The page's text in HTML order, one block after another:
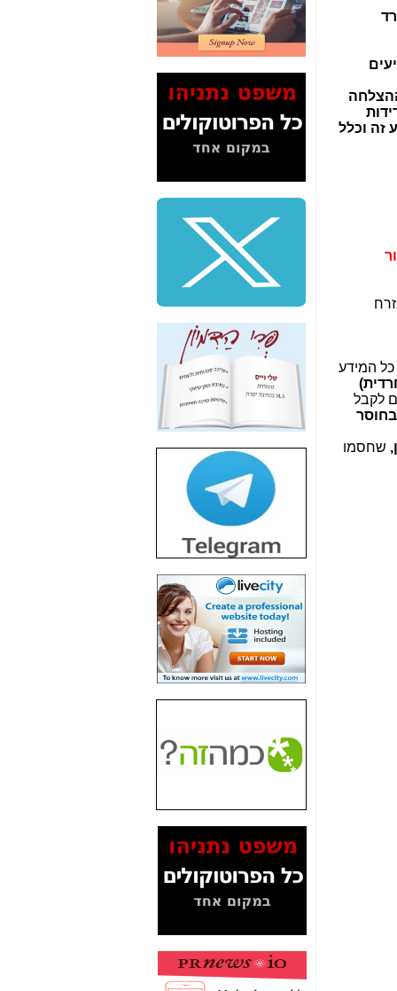
זה וכלל
המידע
לקבל
שחסמו
2" על תעלולי השר
משה כחלון -כאן
המשך חשיפת הבלוף
ששמו "מהפיכת
הסלולר" ואיך מסרסים
כאן
סיכום ביקור בסיליקון
משקיעות ומפתחות
באותם תחומים -כאן
שלמה פילבר (עד
לאחרונה מנכ"ל משרד
התקשורת) - עד
מדינה? הצחקתם
"יש אפליה בחקירה"?
חשיפה: למה השר
משה כחלון לא נחקר
עד היום? -
כאן
חשיפת חשד לשחיתות
הדומה לזו של "תיק
הסלולר -כאן
חשיפת מה שלא
רוצים שתדעו בעניין
פריסת אנלימיטד
(בניחוח בלתי נסבל) -
כאן
חשיפה: איוב קרא
אישר לקבוצת סלקום
בדיוק מה שביבי אישר
כאן
האם השר איוב קרא
היה צריך בכלל לחתום
על האישור, שנתן
האם ביבי וקרא קבלו
בכלל תמורה עבור
ההטבות הרגולטוריות
המסמכים בנושא בזק-
Yes (תיק 4000)
מוכיחים "תפירת תיק"
לאיש הלא נכון! -כאן
עובדות ומסמכים
האם ביבי כשר
תקשורת עזר לקב'
בזק? -כאן